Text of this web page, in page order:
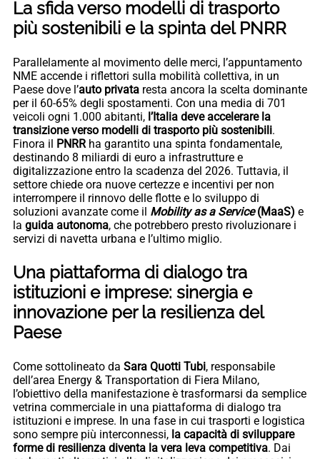
La sfida verso modelli di trasporto
più sostenibili e la spinta del PNRR
Parallelamente al movimento delle merci, l’appuntamento
NME accende i riflettori sulla mobilità collettiva, in un
Paese dove l’auto privata resta ancora la scelta dominante
per il 60-65% degli spostamenti. Con una media di 701
veicoli ogni 1.000 abitanti, l’Italia deve accelerare la
transizione verso modelli di trasporto più sostenibili.
Finora il
PNRR ha garantito una spinta fondamentale,
destinando 8 miliardi di euro a infrastrutture e
digitalizzazione entro la scadenza del 2026. Tuttavia, il
settore chiede ora nuove certezze e incentivi per non
interrompere il rinnovo delle flotte e lo sviluppo di
soluzioni avanzate come il Mobility as a Service(MaaS) e
la guida autonoma, che potrebbero presto rivoluzionare i
servizi di navetta urbana e l’ultimo miglio.
Una piattaforma di dialogo tra
istituzioni e imprese: sinergia e
innovazione per la resilienza del
Paese
Come sottolineato da Sara Quotti Tubi, responsabile
dell’area Energy & Transportation di Fiera Milano,
l’obiettivo della manifestazione è trasformarsi da semplice
vetrina commerciale in una piattaforma di dialogo tra
istituzioni e imprese. In una fase in cui trasporti e logistica
sono sempre più interconnessi, la capacità di sviluppare
forme di resilienza diventa la vera leva competitiva. Dai